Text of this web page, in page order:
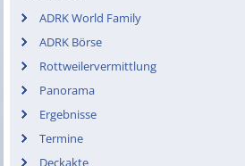
ADRK World Family
ADRK Börse
Rottweilervermittlung
Panorama
Ergebnisse
Termine
Deckakte